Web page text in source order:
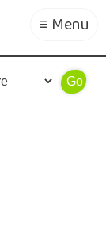
≡ Menu